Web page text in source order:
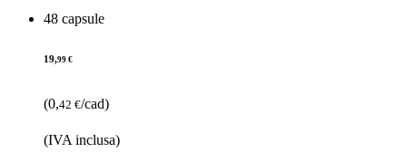
48 capsule
19,99 €
(0,42 €/cad)
(IVA inclusa)